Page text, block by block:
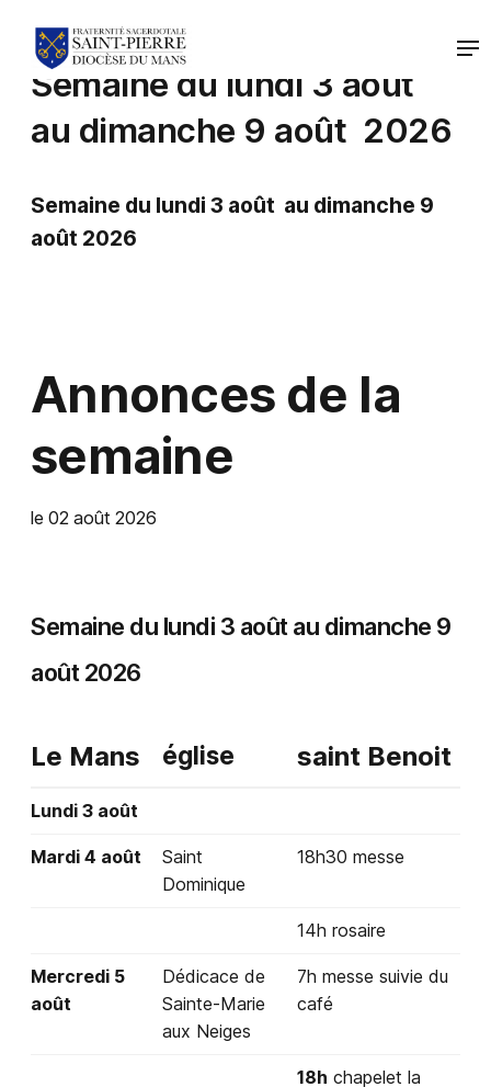
Semaine du lundi 3 août
au dimanche 9 août 2026
Semaine du lundi 3 août au dimanche 9
août 2026
Annonces de la
semaine
le 02 août 2026
Semaine du lundi 3 août au dimanche 9
août 2026
Le Mans église saint Benoit
Lundi 3 août
Mardi 4 août
Saint
Dominique
18h30 messe
14h rosaire
Mercredi 5
août
Dédicace de
Sainte-Marie
aux Neiges
7h messe suivie du
café
18h chapelet la